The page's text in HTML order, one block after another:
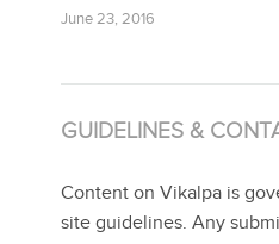
June 23, 2016
GUIDELINES &
Content on Vikalpa is
site guidelines. Any